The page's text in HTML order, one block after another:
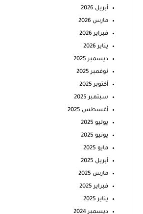
أبريل 2026
مارس 2026
فبراير 2026
يناير 2026
ديسمبر 2025
نوفمبر 2025
أكتوبر 2025
سبتمبر 2025
أغسطس 2025
يوليو 2025
يونيو 2025
مايو 2025
أبريل 2025
مارس 2025
فبراير 2025
يناير 2025
ديسمبر 2024